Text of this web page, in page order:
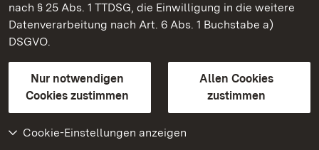
nach § 25 Abs. 1 TTDSG, die Einwilligung in die weitere
Datenverarbeitung nach Art. 6 Abs. 1 Buchstabe a)
DSGVO.
Nur notwendigen
Cookies zustimmen
Allen Cookies
zustimmen
Cookie-Einstellungen anzeigen
Staatliche Schlösser und Gärten Baden-Württemberg
Kontakt
GebärdenspracheLeichte Sprache
Erklärung zur Barrierefreiheit
BITV-konform (geprüfte Seiten)
Weiteres